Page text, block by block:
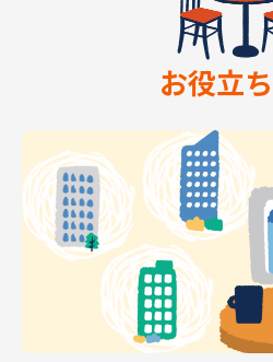
お役立